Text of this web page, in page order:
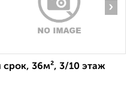
›
срок, 36м², 3/10 этаж